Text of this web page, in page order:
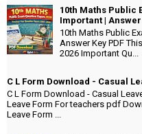
10th Maths Public
Important | Answer
10th Maths Public
Answer Key PDF
2026 Important Qu...
C L Form Download - Casual
C L Form Download - Casual
Leave Form For teachers pdf
Leave Form ...